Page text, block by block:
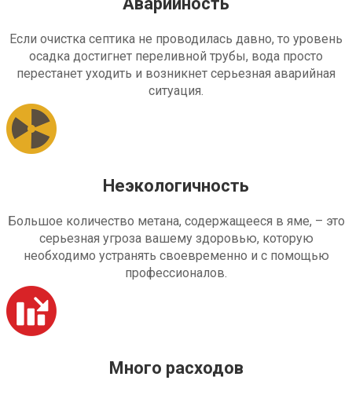
Если очистка септика не проводилась давно, то уровень
осадка достигнет переливной трубы, вода просто
перестанет уходить и возникнет серьезная аварийная
ситуация.
Неэкологичность
Большое количество метана, содержащееся в яме, – это
серьезная угроза вашему здоровью, которую
необходимо устранять своевременно и с помощью
профессионалов.
Много расходов